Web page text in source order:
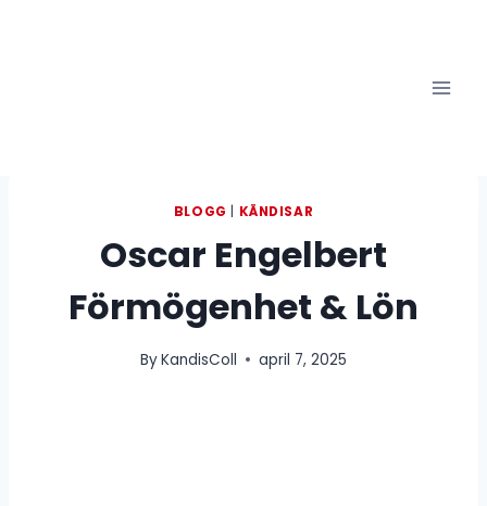
BLOGG KÄNDISAR
Oscar Engelbert
Förmögenhet & Lön
ByKandisColl april 7, 2025